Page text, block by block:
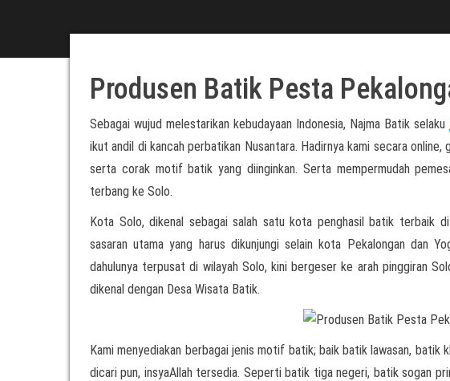
Produsen Batik Pesta
Sebagai wujud melestarikan kebudayaan Indonesia, Najma Batik selaku
ikut andil di kancah perbatikan Nusantara. Hadirnya kami secara online,
serta corak motif batik yang diinginkan. Serta mempermudah
terbang ke Solo.
Kota Solo, dikenal sebagai salah satu kota penghasil batik terbaik
sasaran utama yang harus dikunjungi selain kota Pekalongan dan
dahulunya terpusat di wilayah Solo, kini bergeser ke arah pinggiran
dikenal dengan Desa Wisata Batik.
Kami menyediakan berbagai jenis motif batik; baik batik lawasan,
dicari pun, insyaAllah tersedia. Seperti batik tiga negeri, batik sogan